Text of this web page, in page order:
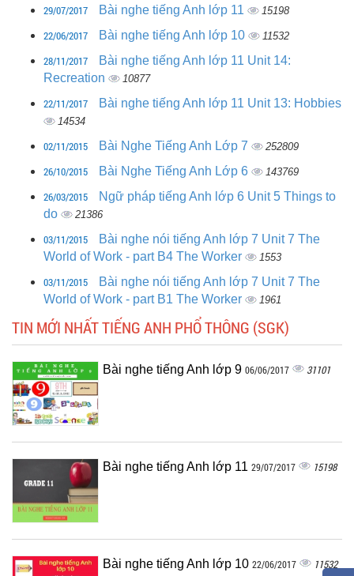
29/07/2017 Bài nghe tiếng Anh lớp 11 15198
22/06/2017 Bài nghe tiếng Anh lớp 10 11532
28/11/2017
Bài nghe tiếng Anh lớp 11 Unit 14:
Recreation
10877
22/11/2017 Bài nghe tiếng Anh lớp 11 Unit 13: Hobbies
14534
02/11/2015 Bài Nghe Tiếng Anh Lớp 7 252809
26/10/2015 Bài Nghe Tiếng Anh Lớp 6 143769
26/03/2015
Ngữ pháp tiếng Anh lớp 6 Unit 5 Things to
do
21386
03/11/2015
Bài nghe nói tiếng Anh lớp 7 Unit 7 The
World of Work - part B4 The Worker
1553
03/11/2015
Bài nghe nói tiếng Anh lớp 7 Unit 7 The
World of Work - part B1 The Worker
1961
TIN MỚI NHẤT TIẾNG ANH PHỔ THÔNG (SGK)
Bài nghe tiếng Anh lớp 9 06/06/2017 31101
Bài nghe tiếng Anh lớp 11 29/07/2017 15198
Bài nghe tiếng Anh lớp 10 22/06/2017 11532